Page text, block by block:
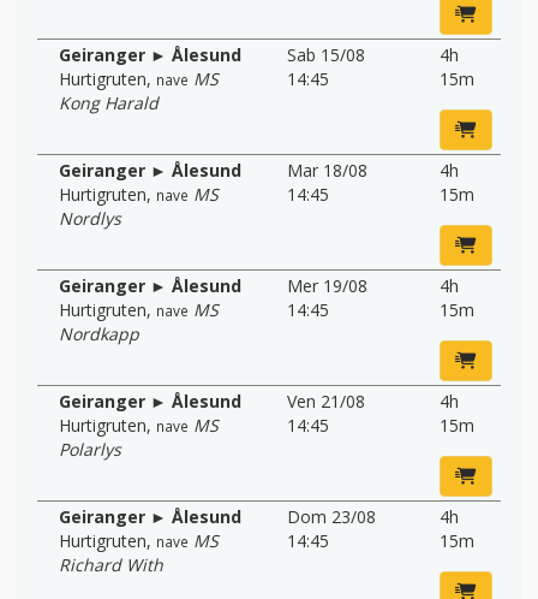
Geiranger ► Ålesund
Hurtigruten, nave MS
Kong Harald
Sab 15/08
14:45
4h
15m
Geiranger ► Ålesund
Hurtigruten, nave MS
Nordlys
Mar 18/08
14:45
4h
15m
Geiranger ► Ålesund
Hurtigruten, nave MS
Nordkapp
Mer 19/08
14:45
4h
15m
Geiranger ► Ålesund
Hurtigruten, nave MS
Polarlys
Ven 21/08
14:45
4h
15m
Geiranger ► Ålesund
Hurtigruten, nave MS
Richard With
Dom 23/08
14:45
4h
15m